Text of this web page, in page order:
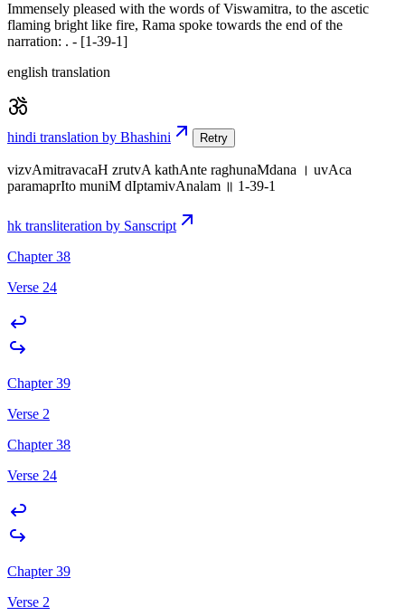
Immensely pleased with the words of Viswamitra, to the ascetic
flaming bright like fire, Rama spoke towards the end of the
narration: . - [1-39-1]
english translation
hindi translation by Bhashini Retry
vizvAmitravacaH zrutvA kathAnte raghunaMdana । uvAca
paramaprIto muniM dIptamivAnalam ॥ 1-39-1
hk transliteration by Sanscript
Chapter 38
Verse 24
Chapter 39
Verse 2
Chapter 38
Verse 24
Chapter 39
Verse 2